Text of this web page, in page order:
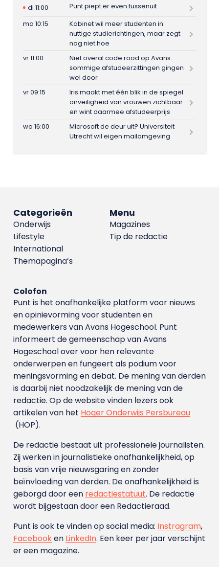
di 11:00
Punt piept er even tussenuit
ma 10:15
Kabinet wil meer studenten in
nuttige studierichtingen, maar zegt
nog niet hoe
vr 11:00
Niet overal code rood op Avans:
sommige afstudeerzittingen gingen
wel door
vr 09:15
Iris maakt met één blik in de spiegel
onveiligheid van vrouwen zichtbaar
en wint daarmee afstudeerprijs
wo 16:00
Microsoft de deur uit? Universiteit
Utrecht wil eigen mailomgeving
Menu
Magazines
Tip de redactie
Categorieën
Onderwijs
Lifestyle
International
Themapagina’s
Colofon
Punt is het onafhankelijke platform voor nieuws
en opinievorming voor studenten en
medewerkers van Avans Hoge­school. Punt
informeert de gemeenschap van Avans
Hogeschool over voor hen relevante
onderwerpen en fungeert als podium voor
meningsvorming en debat. De mening van derden
is daarbij niet noodzakelijk de mening van de
redactie. Op de website vinden lezers ook
artikelen van het Hoger Onderwijs Persbureau
(HOP).
De redactie bestaat uit professionele journalisten.
Zij werken in journalistieke onafhankelijkheid, op
basis van vrije nieuwsgaring en zonder
beïnvloeding van derden. De onafhankelijkheid is
geborgd door een redactiestatuut. De redactie
wordt bijgestaan door een Redactieraad.
Punt is ook te vinden op social media: Instragram,
Facebooken LinkedIn. Een keer per jaar verschijnt
er een magazine.